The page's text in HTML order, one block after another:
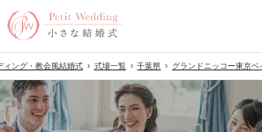
ィング・教会風結婚式 式場一覧 千葉県 グランドニッコー東京